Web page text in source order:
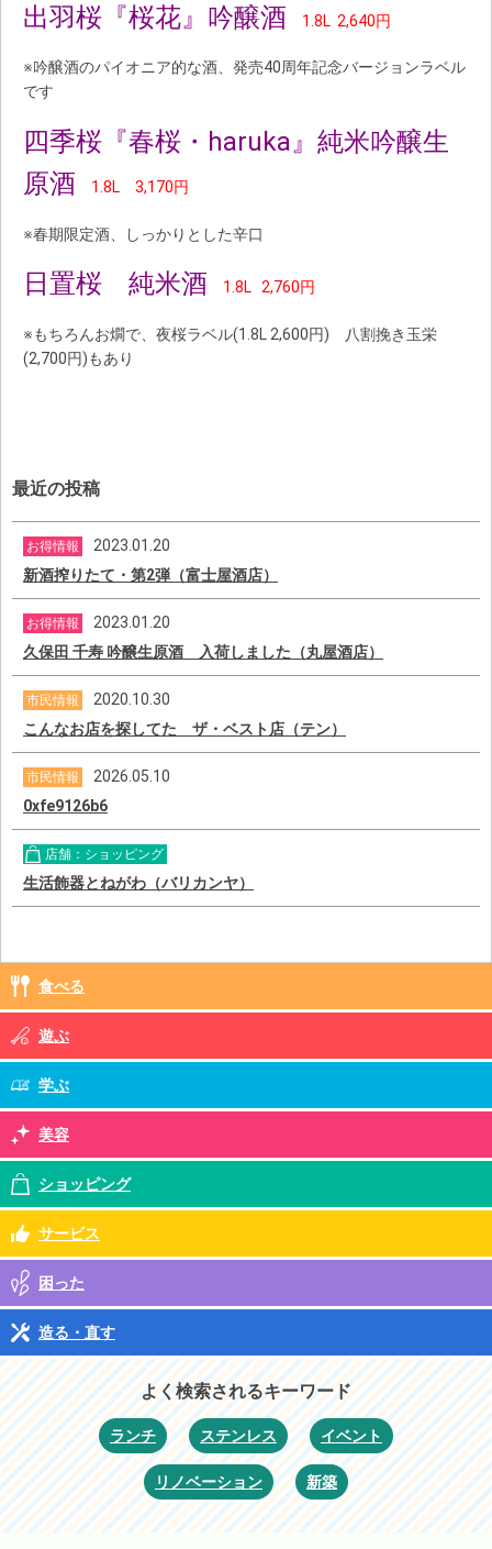
出羽桜『桜花』吟醸酒 1.8L 2,640円
※吟醸酒のパイオニア的な酒、発売40周年記念バージョンラベル
です
四季桜『春桜・haruka』純米吟醸生
原酒
1.8L 3,170円
※春期限定酒、しっかりとした辛口
日置桜 純米酒 1.8L 2,760円
※もちろんお燗で、夜桜ラベル(1.8L 2,600円) 八割挽き玉栄
(2,700円)もあり
最近の投稿
お得情報
2023.01.20
新酒搾りたて・第2弾（富士屋酒店）
お得情報
2023.01.20
久保田 千寿 吟醸生原酒 入荷しました（丸屋酒店）
市民情報
2020.10.30
こんなお店を探してた ザ・ベスト店（テン）
市民情報
2026.05.10
0xfe9126b6
店舗：ショッピング
生活飾器とねがわ（バリカンヤ）
食べる
遊ぶ
学ぶ
美容
ショッピング
サービス
困った
造る・直す
よく検索されるキーワード
ランチ ステンレス イベント
リノベーション 新築